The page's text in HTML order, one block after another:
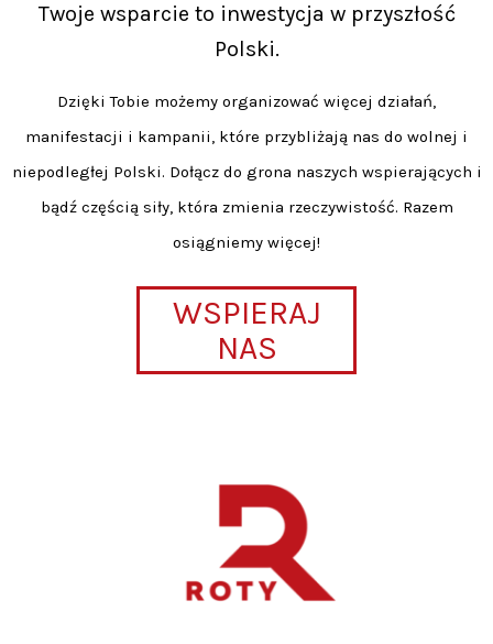
Twoje wsparcie to inwestycja w przyszłość
Polski.
Dzięki Tobie możemy organizować więcej działań,
manifestacji i kampanii, które przybliżają nas do wolnej i
niepodległej Polski. Dołącz do grona naszych wspierających i
bądź częścią siły, która zmienia rzeczywistość. Razem
osiągniemy więcej!
WSPIERAJ
NAS